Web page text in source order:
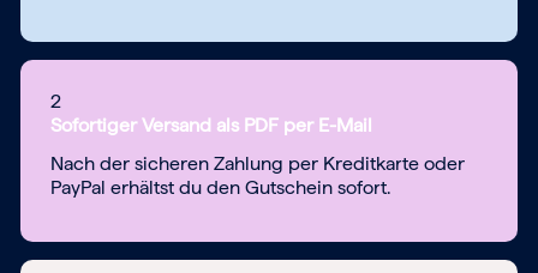
2
Sofortiger Versand als PDF per E-Mail
Nach der sicheren Zahlung per Kreditkarte oder
PayPal erhältst du den Gutschein sofort.